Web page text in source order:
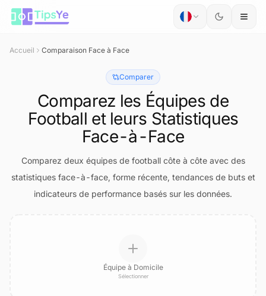
Passer au contenu
Accueil Comparaison Face à Face
Comparer
Comparez les Équipes de
Football et leurs Statistiques
Face-à-Face
Comparez deux équipes de football côte à côte avec des
statistiques face-à-face, forme récente, tendances de buts et
indicateurs de performance basés sur les données.
Équipe à Domicile
Sélectionner